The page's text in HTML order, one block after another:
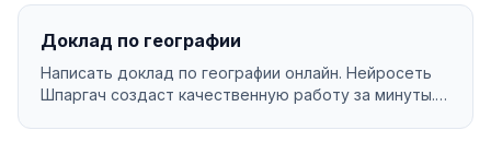
Доклад по географии
Написать доклад по географии онлайн. Нейросеть
Шпаргач создаст качественную работу за минуты.